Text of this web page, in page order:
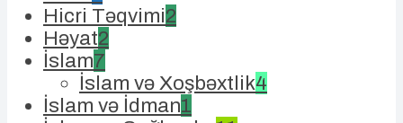
Hicri Təqvimi2
Həyat2
İslam7
İslam və Xoşbəxtlik4
İslam və İdman1